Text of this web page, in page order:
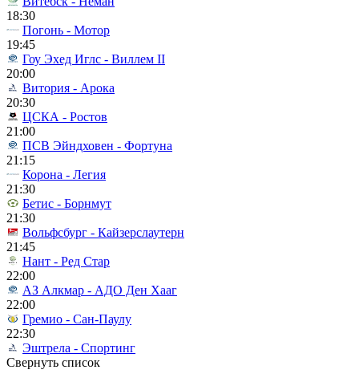
18:30
Погонь - Мотор
19:45
Гоу Эхед Иглс - Виллем II
20:00
Витория - Арока
20:30
ЦСКА - Ростов
21:00
ПСВ Эйндховен - Фортуна
21:15
Корона - Легия
21:30
Бетис - Борнмут
21:30
Вольфсбург - Кайзерслаутерн
21:45
Нант - Ред Стар
22:00
АЗ Алкмар - АДО Ден Хааг
22:00
Гремио - Сан-Паулу
22:30
Эштрела - Спортинг
Свернуть список